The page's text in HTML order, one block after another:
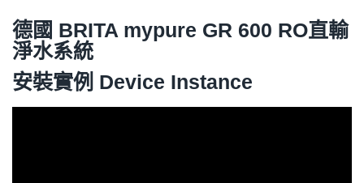
德國 BRITA mypure GR 600 RO直輸
淨水系統
安裝實例 Device Instance